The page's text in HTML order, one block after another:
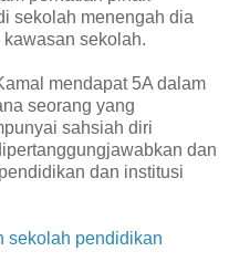
sekolah menengah dia
sekolah.
mendapat 5A dalam
seorang yang
sahsiah diri
dan
dan institusi
sekolah pendidikan